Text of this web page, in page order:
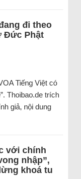
đi theo
Đức Phật
Tiếng Việt có
Thoibao.de trích
giả, nội dung
với chính
nhập”,
khoá tu